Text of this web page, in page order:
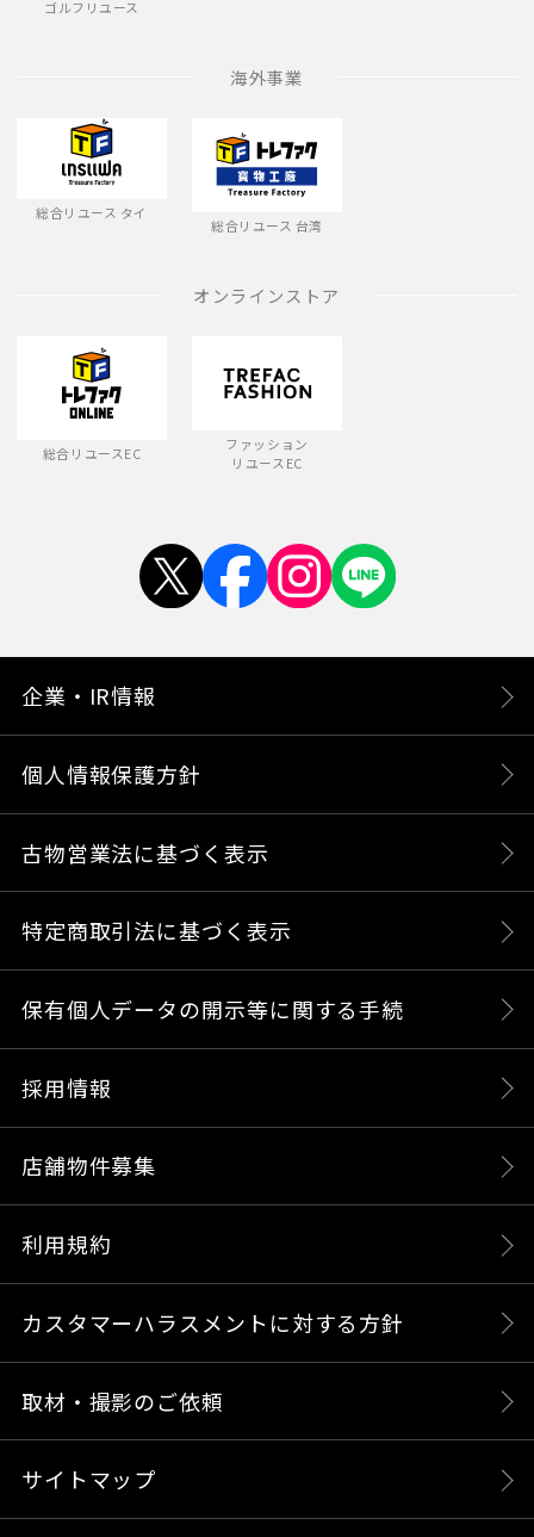
ゴルフリユース
海外事業
総合リユース タイ
総合リユース 台湾
オンラインストア
総合リユースEC
ファッション
リユースEC
企業・IR情報
個人情報保護方針
古物営業法に基づく表示
特定商取引法に基づく表示
保有個人データの開示等に関する手続
採用情報
店舗物件募集
利用規約
カスタマーハラスメントに対する方針
取材・撮影のご依頼
サイトマップ